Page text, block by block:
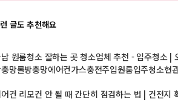
글도 추천해요
원룸청소 잘하는 곳 청소업체 추천 - 입주청소 |
망롤방충망에어컨가스충전주입원룸입주청소현
컨 리모컨 안 될 때 간단히 점검하는 법 | 건전지